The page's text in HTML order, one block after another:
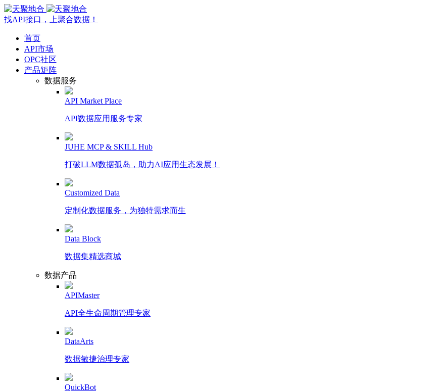
找API接口，上聚合数据！
首页
API市场
OPC社区
产品矩阵
数据服务
API Market Place
API数据应用服务专家
JUHE MCP & SKILL Hub
打破LLM数据孤岛，助力AI应用生态发展！
Customized Data
定制化数据服务，为独特需求而生
Data Block
数据集精选商城
数据产品
APIMaster
API全生命周期管理专家
DataArts
数据敏捷治理专家
QuickBot